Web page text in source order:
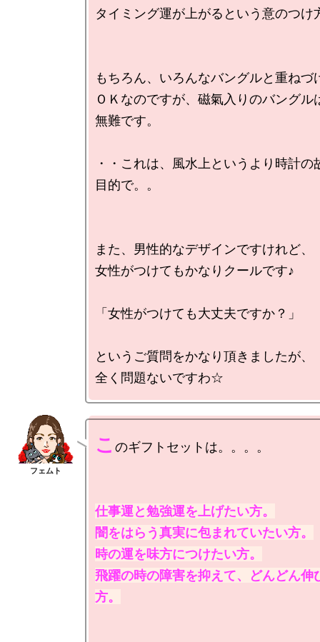
タイミング運が上がるという意のつけ
もちろん、いろんなバングルと重ねづ
ＯＫなのですが、磁氣入りのバングル
無難です。
・・これは、風水上というより時計の
目的で。。
また、男性的なデザインですけれど、
女性がつけてもかなりクールです♪
「女性がつけても大丈夫ですか？」
というご質問をかなり頂きましたが、
こ のギフトセットは。。。。
仕事運と勉強運を上げたい方。
闇をはらう真実に包まれていたい方。
時の運を味方につけたい方。
飛躍の時の障害を抑えて、どんどん伸
方。